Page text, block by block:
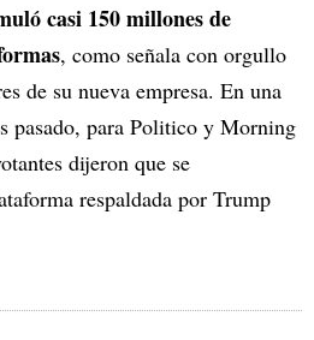
casi 150 millones de
, como señala con orgullo
de su nueva empresa. En una
pasado, para Politico y Morning
dijeron que se
respaldada por Trump